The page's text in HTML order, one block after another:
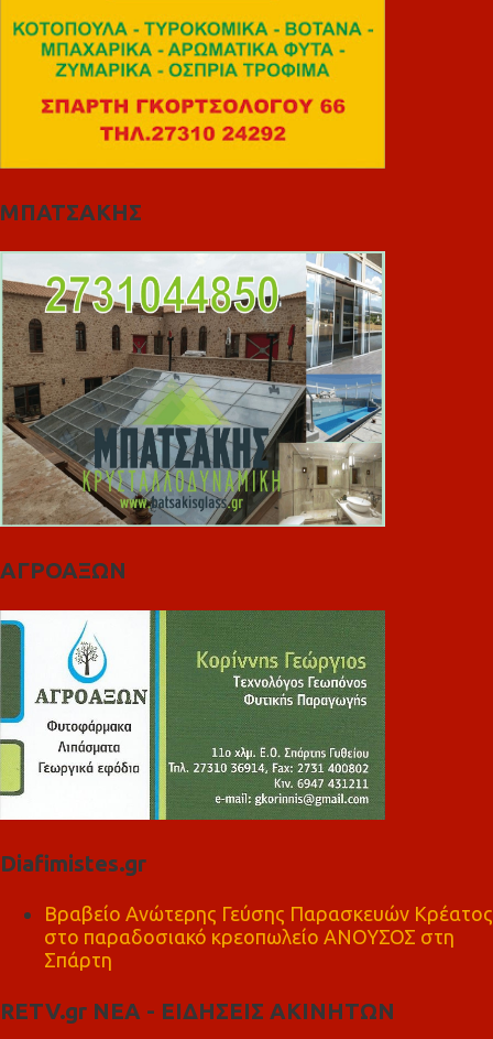
ΜΠΑΤΣΑΚΗΣ
ΑΓΡΟΑΞΩΝ
Diafimistes.gr
Βραβείο Ανώτερης Γεύσης Παρασκευών Κρέατος
στο παραδοσιακό κρεοπωλείο ΑΝΟΥΣΟΣ στη
Σπάρτη
RETV.gr ΝΕΑ - ΕΙΔΗΣΕΙΣ ΑΚΙΝΗΤΩΝ